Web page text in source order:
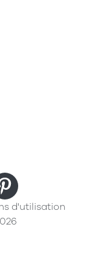
d'utilisation